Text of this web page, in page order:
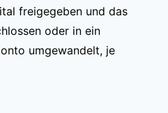
freigegeben und das
oder in ein
umgewandelt, je